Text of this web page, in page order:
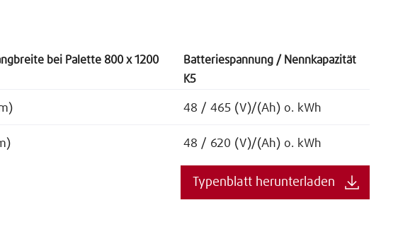
bei Palette 800 x 1200
Batteriespannung / Nennkapazität
K5
48 / 465 (V)/(Ah) o. kWh
48 / 620 (V)/(Ah) o. kWh
Typenblatt herunterladen